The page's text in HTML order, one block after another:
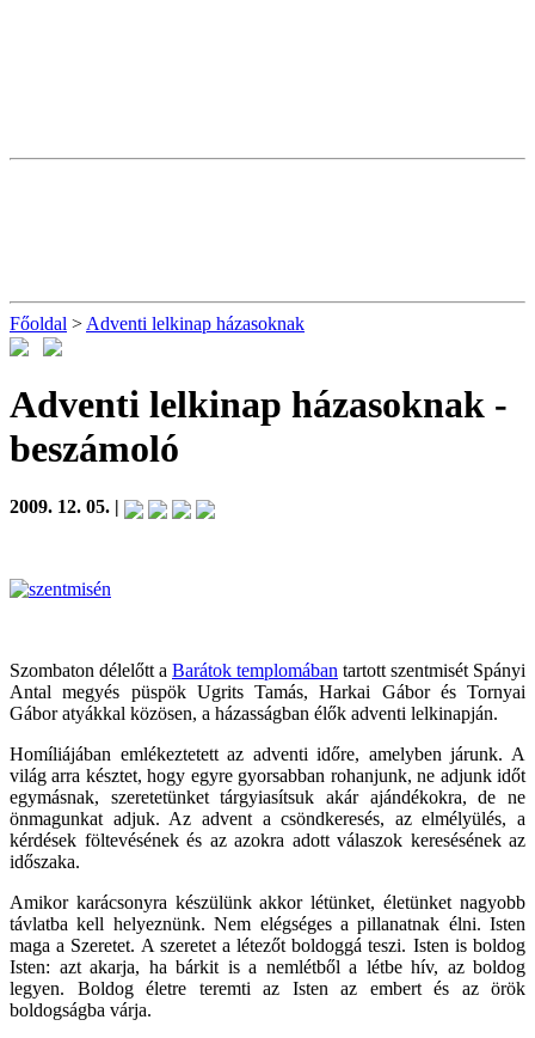
Főoldal > Adventi lelkinap házasoknak
Adventi lelkinap házasoknak -
beszámoló
2009. 12. 05. |
Szombaton délelőtt a Barátok templomában tartott szentmisét Spányi
Antal megyés püspök Ugrits Tamás, Harkai Gábor és Tornyai
Gábor atyákkal közösen, a házasságban élők adventi lelkinapján.
Homíliájában emlékeztetett az adventi időre, amelyben járunk. A
világ arra késztet, hogy egyre gyorsabban rohanjunk, ne adjunk időt
egymásnak, szeretetünket tárgyiasítsuk akár ajándékokra, de ne
önmagunkat adjuk. Az advent a csöndkeresés, az elmélyülés, a
kérdések föltevésének és az azokra adott válaszok keresésének az
időszaka.
Amikor karácsonyra készülünk akkor létünket, életünket nagyobb
távlatba kell helyeznünk. Nem elégséges a pillanatnak élni. Isten
maga a Szeretet. A szeretet a létezőt boldoggá teszi. Isten is boldog
Isten: azt akarja, ha bárkit is a nemlétből a létbe hív, az boldog
legyen. Boldog életre teremti az Isten az embert és az örök
boldogságba várja.